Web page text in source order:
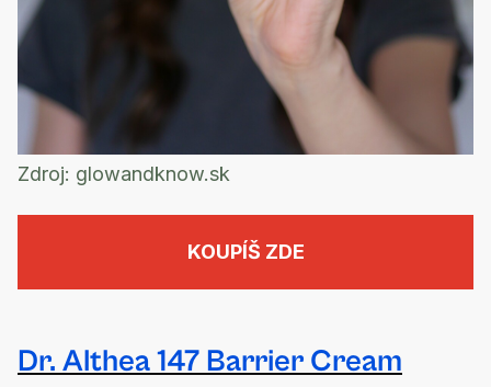
Zdroj: glowandknow.sk
KOUPÍŠ ZDE
Dr. Althea 147 Barrier Cream